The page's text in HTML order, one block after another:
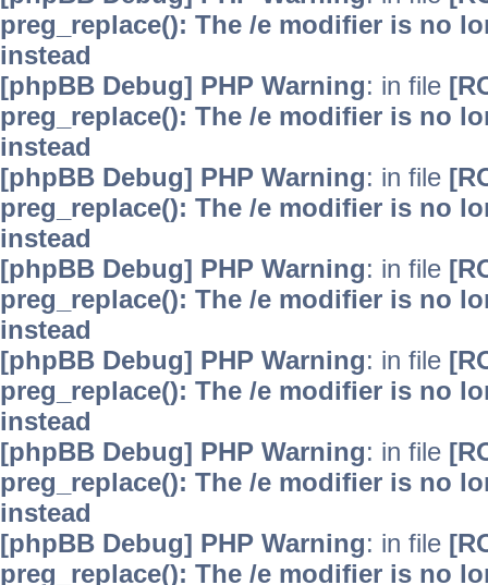
preg_replace(): The /e modifier is no
instead
[phpBB Debug] PHP Warning: in file
preg_replace(): The /e modifier is no
instead
[phpBB Debug] PHP Warning: in file
preg_replace(): The /e modifier is no
instead
[phpBB Debug] PHP Warning: in file
preg_replace(): The /e modifier is no
instead
[phpBB Debug] PHP Warning: in file
preg_replace(): The /e modifier is no
instead
[phpBB Debug] PHP Warning: in file
preg_replace(): The /e modifier is no
instead
[phpBB Debug] PHP Warning: in file
preg_replace(): The /e modifier is no